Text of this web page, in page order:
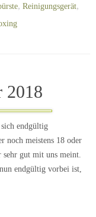
, Reinigungsgerät,
2018
endgültig
noch meistens 18 oder
sehr gut mit uns meint.
endgültig vorbei ist,